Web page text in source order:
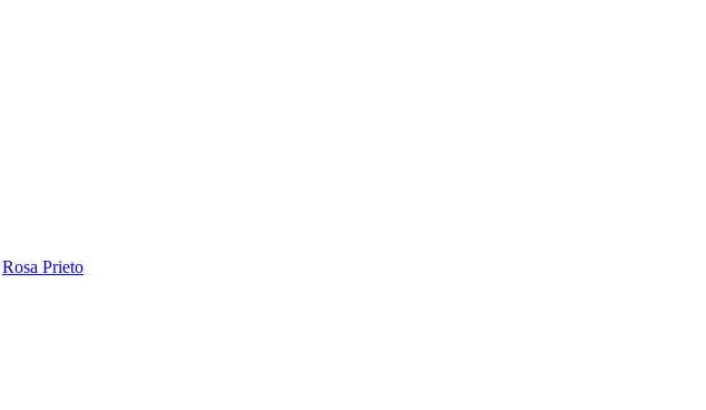
Rosa Prieto